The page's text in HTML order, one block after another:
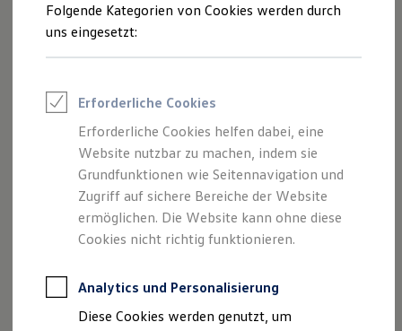
Kühlfahrzeuge
Feuerwehr
ONE Business ID Vorteile
Fahrzeuge online kaufen
Digitaler Marktplatz
Kauf & Finanzierung
Online-Fahrzeugbewertung
Aktionen & Angebote
E-Auto-Förderung
Für Privatkunden
Für Gewerbekunden
Profi Paket
ProfiPartner für Gebrauchtwagen
Finanzierung
Verbleibende Zeit, --:--
Erleben Sie fesselnden Sound und unbeschreibliche
Gänsehautmomente: 12 High-End-Lautsprecher, ein
kraftvoller Subwoofer, raffiniert auf das Interieur
abgestimmt – das optionale Premium-Soundsystem von
Harman Kardon
verwandelt den ID. Buzzin eine rollende
Konzerthalle. Es liefert einen präzise definierten Klang, der
sowohl die Höhen als auch die Tiefen hervorragend
sondern zelebrieren wollen.
Konfigurator starten
Folgende Kategorien von Cookies werden durch
uns eingesetzt:
Erforderliche Cookies
Erforderliche Cookies helfen dabei, eine
Website nutzbar zu machen, indem sie
Grundfunktionen wie Seitennavigation und
Zugriff auf sichere Bereiche der Website
ermöglichen. Die Website kann ohne diese
Cookies nicht richtig funktionieren.
Analytics und Personalisierung
Diese Cookies werden genutzt, um